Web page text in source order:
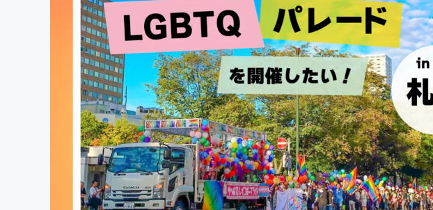
テクノロジー・ガジェット ゲーム・サービス開発
映像・映画 書籍・雑誌出版
ビジネス・起業 チャレンジ
まちづくり・地域活性化
CAMPFIRE for
CAMPFIREふ